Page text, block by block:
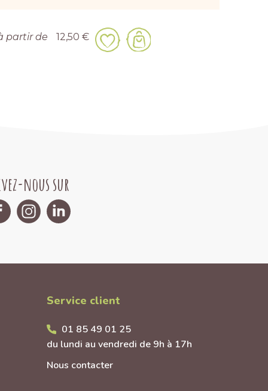
partir de 12,50 €
nous sur
Service client
01 85 49 01 25
du lundi au vendredi de 9h à 17h
Nous contacter